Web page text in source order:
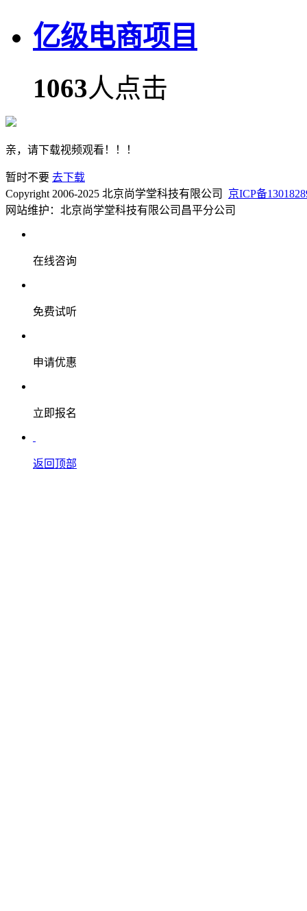
亿级电商项目
1063人点击
亲，请下载视频观看！！！
暂时不要 去下载
Copyright 2006-2025 北京尚学堂科技有限公司 京ICP备
网站维护：北京尚学堂科技有限公司昌平分公司
在线咨询
免费试听
申请优惠
立即报名
返回顶部